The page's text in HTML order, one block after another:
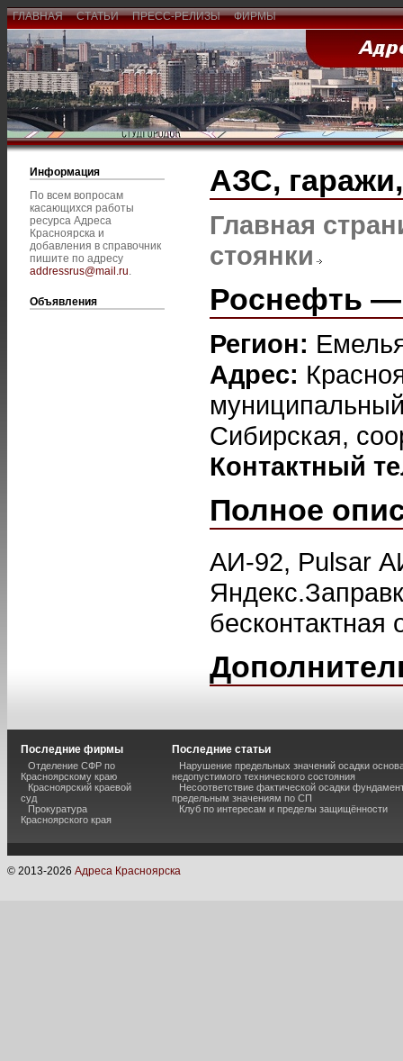
ГЛАВНАЯ СТАТЬИ ПРЕСС-РЕЛИЗЫ ФИРМЫ
Информация
По всем вопросам
касающихся работы
ресурса Адреса
Красноярска и
добавления в справочник
пишите по адресу
addressrus@mail.ru.
Объявления
АЗС,
Главная
стоянки
Роснефть —
Регион:
Адрес:
Сибирская,
Контактный
Полное
АИ-92, Pulsar
бесконтактная
Последние фирмы
Отделение СФР по
Красноярскому краю
Красноярский краевой
суд
Прокуратура
Красноярского края
Последние статьи
Нарушение предельных значений осадки
недопустимого технического состояния
Несоответствие фактической осадки
предельным значениям по СП
Клуб по интересам и пределы защищённости
© 2013-2026 Адреса Красноярска